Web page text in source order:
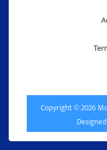
Copyright © 2026